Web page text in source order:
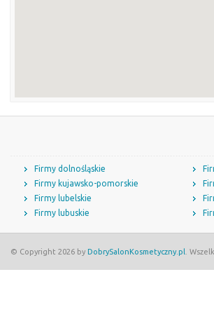
Firmy dolnośląskie
Firmy kujawsko-pomorskie
Firmy lubelskie
Firmy lubuskie
© Copyright 2026 by DobrySalonKosmetyczny.pl .